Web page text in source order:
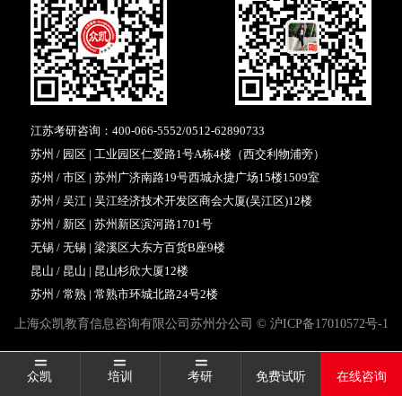
江苏考研咨询： 400-066-5552/0512-62890733
苏州 / 园区 | 工业园区仁爱路1号A栋4楼（西交利物浦旁）
苏州 / 市区 | 苏州广济南路19号西城永捷广场15楼1509室
苏州 / 吴江 | 吴江经济技术开发区商会大厦(吴江区)12楼
苏州 / 新区 | 苏州新区滨河路1701号
无锡 / 无锡 | 梁溪区大东方百货B座9楼
昆山 / 昆山 | 昆山杉欣大厦12楼
苏州 / 常熟 | 常熟市环城北路24号2楼
上海众凯教育信息咨询有限公司苏州分公司 © 沪ICP备17010572号-1
众凯 培训 考研 免费试听 在线咨询